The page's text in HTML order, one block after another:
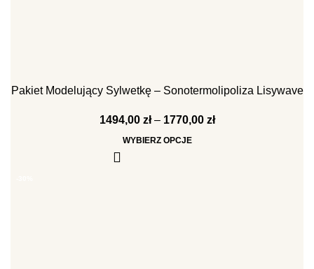
Pakiet Modelujący Sylwetkę – Sonotermolipoliza Lisywave
1494,00 zł– 1770,00 zł
WYBIERZ OPCJE